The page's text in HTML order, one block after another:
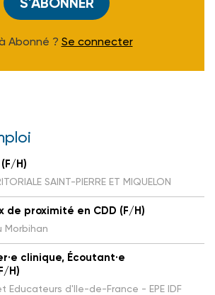
Abonné ? Se connecter
H)
SAINT-PIERRE ET MIQUELON
de proximité en CDD (F/H)
Morbihan
clinique, Écoutant·e
H)
Educateurs d'Ile-de-France - EPE IDF